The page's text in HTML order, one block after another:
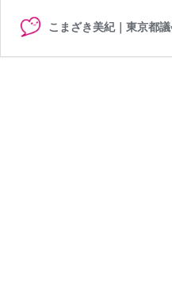
こまざき美紀｜東京都